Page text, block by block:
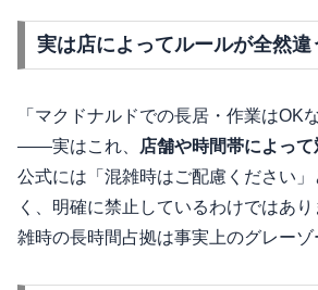
実は店によってルールが全然違
「マクドナルドでの長居・作業はOK
——実はこれ、
店舗や時間帯によっ
公式には「混雑時はご配慮ください
く、明確に禁止しているわけではあ
雑時の長時間占拠は事実上のグレーゾ